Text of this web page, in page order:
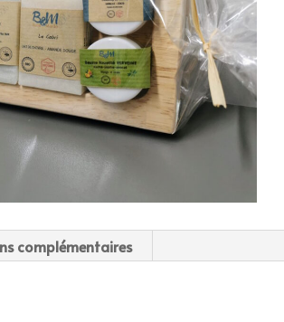
complémentaires